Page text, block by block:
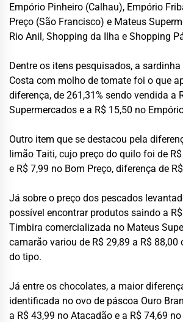
Empório Pinheiro (Calhau), Empório
Preço (São Francisco) e Mateus
Rio Anil, Shopping da Ilha e Shopping
Dentre os itens pesquisados, a
Costa com molho de tomate foi o que
diferença, de 261,31% sendo vendida a
Supermercados e a R$ 15,50 no
Outro item que se destacou pela
limão Taiti, cujo preço do quilo foi de
e R$ 7,99 no Bom Preço, diferença de
Já sobre o preço dos pescados
possível encontrar produtos saindo a
Timbira comercializada no Mateus
camarão variou de R$ 29,89 a R$ 88,00
do tipo.
Já entre os chocolates, a maior
identificada no ovo de páscoa Ouro
a R$ 43,99 no Atacadão e a R$ 74,69